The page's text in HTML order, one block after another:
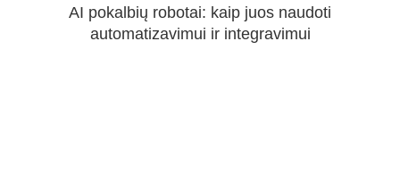
AI pokalbių robotai: kaip juos naudoti
automatizavimui ir integravimui